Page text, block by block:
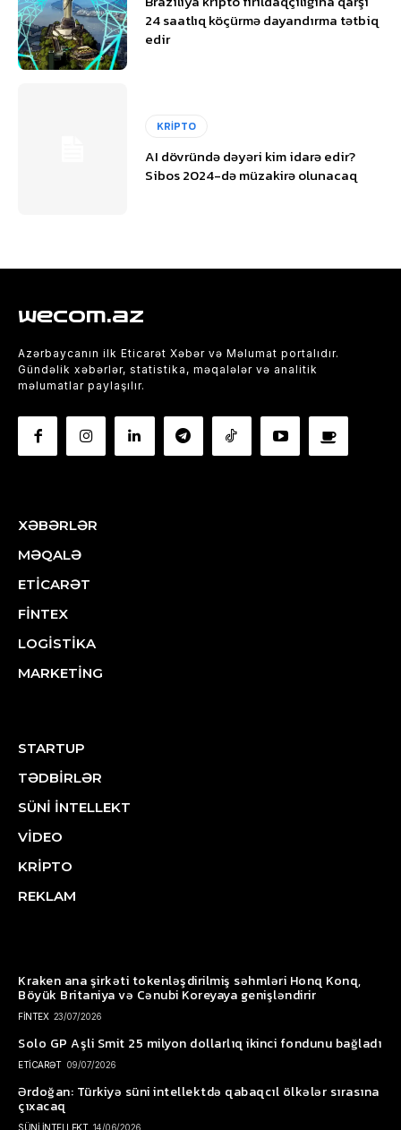
24 saatlıq köçürmə dayandırma tətbiq
edir
KRİPTO
AI dövründə dəyəri kim idarə edir?
Sibos 2024-də müzakirə olunacaq
wecom.az
Azərbaycanın ilk Eticarət Xəbər və Məlumat portalıdır.
Gündəlik xəbərlər, statistika, məqalələr və analitik
məlumatlar paylaşılır.
XƏBƏRLƏR
MƏQALƏ
ETİCARƏT
FİNTEX
LOGİSTİKA
MARKETİNG
STARTUP
TƏDBİRLƏR
SÜNİ İNTELLEKT
VİDEO
KRİPTO
REKLAM
Kraken ana şirkəti tokenləşdirilmiş səhmləri Honq Konq,
Böyük Britaniya və Cənubi Koreyaya genişləndirir
FİNTEX 23/07/2026
Solo GP Aşli Smit 25 milyon dollarlıq ikinci fondunu bağladı
ETİCARƏT 09/07/2026
Ərdoğan: Türkiyə süni intellektdə qabaqcıl ölkələr sırasına
çıxacaq
SÜNİ İNTELLEKT 14/06/2026